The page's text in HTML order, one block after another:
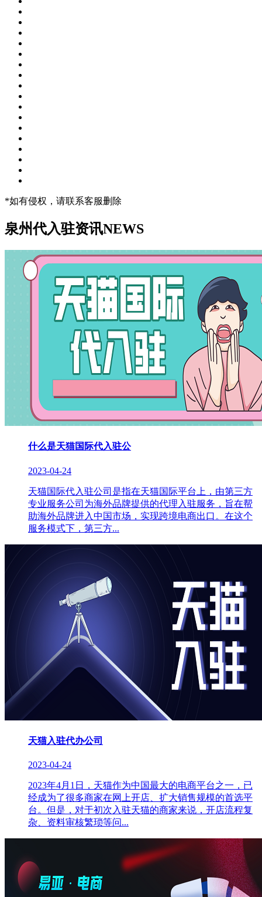
*如有侵权，请联系客服删除
泉州代入驻资讯NEWS
什么是天猫国际代入驻公
2023-04-24
天猫国际代入驻公司是指在天猫国际平台上，由第三方
专业服务公司为海外品牌提供的代理入驻服务，旨在帮
助海外品牌进入中国市场，实现跨境电商出口。在这个
服务模式下，第三方...
天猫入驻代办公司
2023-04-24
2023年4月1日，天猫作为中国最大的电商平台之一，已
经成为了很多商家在网上开店、扩大销售规模的首选平
台。但是，对于初次入驻天猫的商家来说，开店流程复
杂、资料审核繁琐等问...